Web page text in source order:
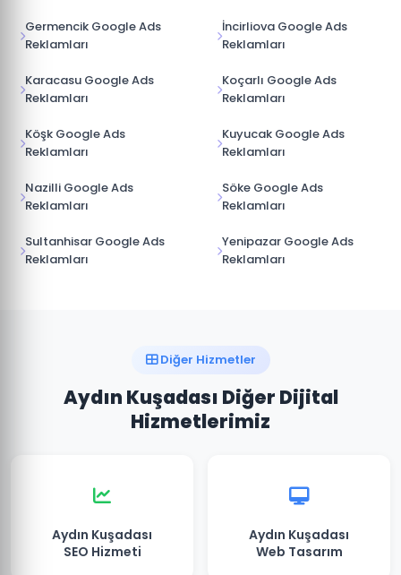
Germencik Google Ads
Reklamları
İncirliova Google Ads
Reklamları
Karacasu Google Ads
Reklamları
Koçarlı Google Ads
Reklamları
Köşk Google Ads
Reklamları
Kuyucak Google Ads
Reklamları
Nazilli Google Ads
Reklamları
Söke Google Ads
Reklamları
Sultanhisar Google Ads
Reklamları
Yenipazar Google Ads
Reklamları
Diğer Hizmetler
Aydın Kuşadası Diğer Dijital
Hizmetlerimiz
Aydın Kuşadası
SEO Hizmeti
Aydın Kuşadası
Web Tasarım